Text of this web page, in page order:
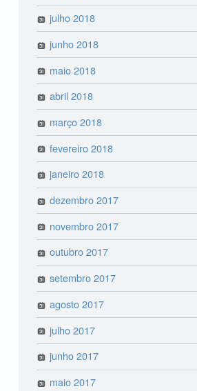
julho 2018
junho 2018
maio 2018
abril 2018
março 2018
fevereiro 2018
janeiro 2018
dezembro 2017
novembro 2017
outubro 2017
setembro 2017
agosto 2017
julho 2017
junho 2017
maio 2017